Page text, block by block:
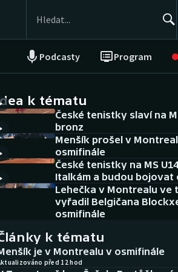
Podcasty Program
NEPŘEHLÉDNĚTE
Historické návraty
Aplikace ČT sport
AZ kvíz
k tématu
České tenistky slaví na
bronz
Menšík prošel v
osmifinále
České tenistky na MS
Italkám a budou bojovat
Lehečka v Montrealu ve
vyřadil Belgičana
osmifinále
k tématu
je v Montrealu v osmifinále
před 12 hod